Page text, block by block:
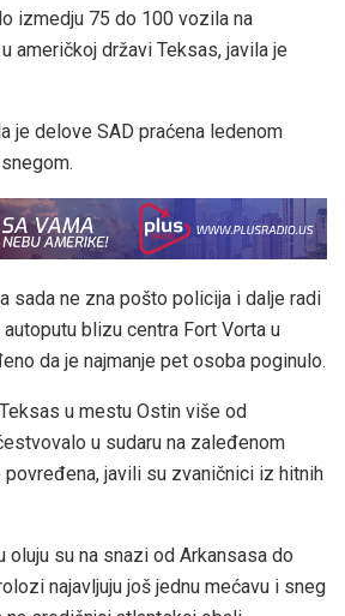
izmedju 75 do 100 vozila na
američkoj državi Teksas, javila je
je delove SAD praćena ledenom
sada ne zna pošto policija i dalje radi
blizu centra Fort Vorta u
da je najmanje pet osoba poginulo.
u mestu Ostin više od
u sudaru na zaleđenom
povređena, javili su zvaničnici iz hitnih
oluju su na snazi od Arkansasa do
najavljuju još jednu mećavu i sneg